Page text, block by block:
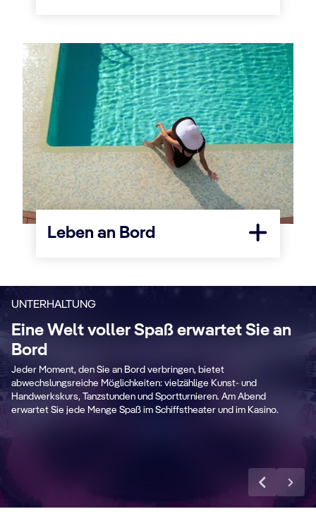
Leben an Bord
UNTERHALTUNG
Eine Welt voller Spaß erwartet Sie an
Bord
Jeder Moment, den Sie an Bord verbringen, bietet
abwechslungsreiche Möglichkeiten: vielzählige Kunst- und
Handwerkskurs, Tanzstunden und Sportturnieren. Am Abend
erwartet Sie jede Menge Spaß im Schiffstheater und im Kasino.
Theatre